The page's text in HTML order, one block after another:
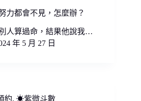
力都會不見，怎麼辦？
人算過命，結果他說我…
年 5 月 27 日
約, ☀紫微斗數